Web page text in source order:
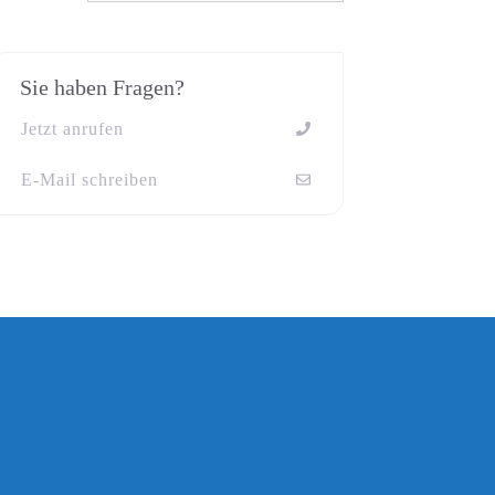
Sie haben Fragen?
Jetzt anrufen
E-Mail schreiben